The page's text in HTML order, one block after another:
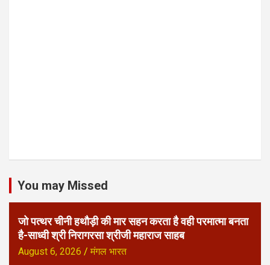
You may Missed
जो पत्थर चीनी हथौड़ी की मार सहन करता है वही परमात्मा बनता
है-साध्वी श्री निरागरसा श्रीजी महाराज साहब
August 6, 2026 मंगल भारत